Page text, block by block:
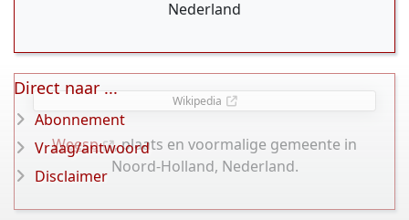
Nederland
Wikipedia
Weesp
, plaats en voormalige gemeente in
Noord-Holland, Nederland.
Direct naar ...
Abonnement
Vraag/antwoord
Disclaimer